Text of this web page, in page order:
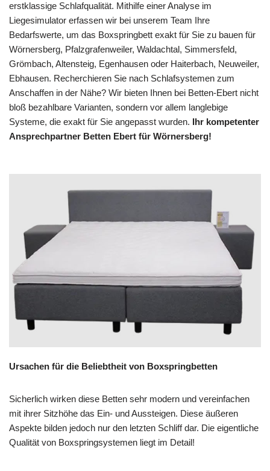
erstklassige Schlafqualität. Mithilfe einer Analyse im
Liegesimulator erfassen wir bei unserem Team Ihre
Bedarfswerte, um das Boxspringbett exakt für Sie zu bauen für
Wörnersberg, Pfalzgrafenweiler, Waldachtal, Simmersfeld,
Grömbach, Altensteig, Egenhausen oder Haiterbach, Neuweiler,
Ebhausen. Recherchieren Sie nach Schlafsystemen zum
Anschaffen in der Nähe? Wir bieten Ihnen bei Betten-Ebert nicht
bloß bezahlbare Varianten, sondern vor allem langlebige
Systeme, die exakt für Sie angepasst wurden. Ihr kompetenter
Ansprechpartner Betten Ebert für Wörnersberg!
Ursachen für die Beliebtheit von Boxspringbetten
Sicherlich wirken diese Betten sehr modern und vereinfachen
mit ihrer Sitzhöhe das Ein- und Aussteigen. Diese äußeren
Aspekte bilden jedoch nur den letzten Schliff dar. Die eigentliche
Qualität von Boxspringsystemen liegt im Detail!